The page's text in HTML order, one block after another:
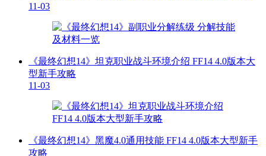
11-03
《最终幻想14》坦克职业战斗环境介绍 FF14 4.0版本大
型新手攻略
11-03
《最终幻想14》黑魔4.0通用技能 FF14 4.0版本大型新手
攻略